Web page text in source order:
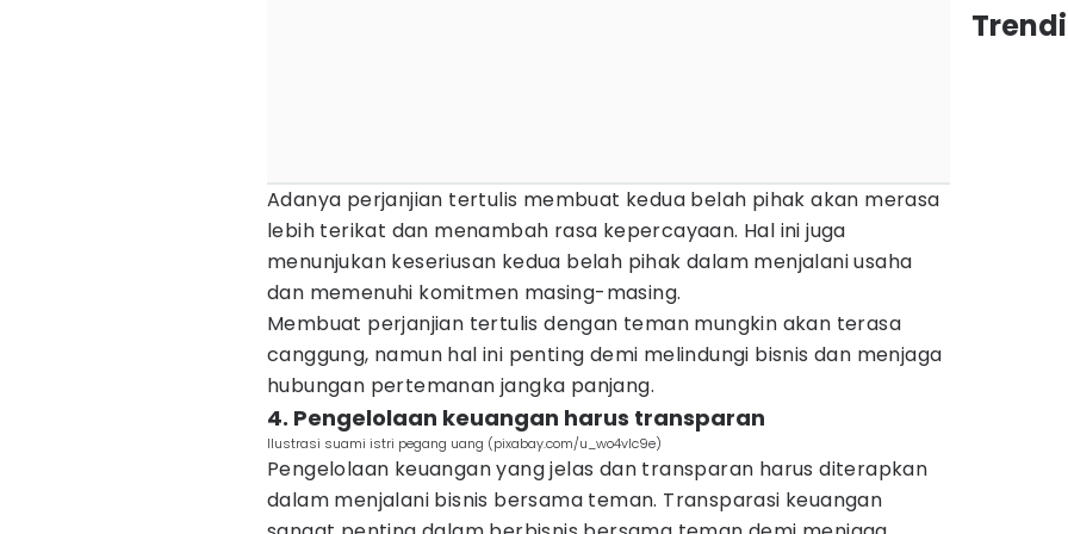
Adanya perjanjian tertulis membuat kedua belah pihak akan merasa
lebih terikat dan menambah rasa kepercayaan. Hal ini juga
menunjukan keseriusan kedua belah pihak dalam menjalani usaha
dan memenuhi komitmen masing-masing.
Membuat perjanjian tertulis dengan teman mungkin akan terasa
canggung, namun hal ini penting demi melindungi bisnis dan menjaga
hubungan pertemanan jangka panjang.
4. Pengelolaan keuangan harus transparan
Ilustrasi suami istri pegang uang (pixabay.com/u_wo4vlc9e)
Pengelolaan keuangan yang jelas dan transparan harus diterapkan
dalam menjalani bisnis bersama teman. Transparasi keuangan